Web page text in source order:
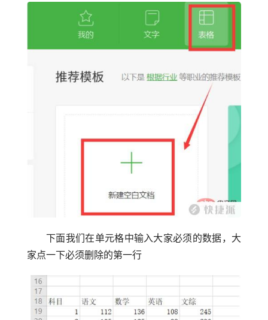
下面我们在单元格中输入大家必须的数据，大
家点一下必须删除的第一行